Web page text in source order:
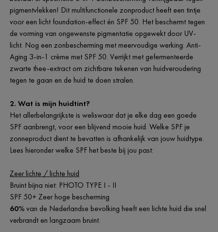
pigmentvlekken! Dit multifunctionele zonproduct heeft een tintje
voor een licht foundation-effect én SPF 50. Het beschermt tegen
de vorming van ongewenste pigmentatie opgewekt door UV-
licht. Nog een zonbescherming met meervoudige werking: Anti-
Aging 3-in-1 crème met SPF 50. Verrijkt met gefermenteerde
zwarte thee-extract om zichtbare tekenen van huidveroudering
tegen te gaan en de huid te doen stralen.
2. Wat is mijn huidtint?
Het allerbelangrijkste is weliswaar dat je elke dag een goede
SPF aanbrengt, voor een blijvend mooie huid. Welke SPF je
zonneproduct dient te bevatten is afhankelijk van jouw huidtype.
Lees hieronder welke SPF het beste bij jou past:
Zeer lichte / lichte huid
Bruint bijna niet: PHOTO TYPE I - II
SPF 50+ Zeer hoge bescherming
60%van de Nederlandse bevolking heeft een lichte huid die snel
verbrandt en langzaam bruint.